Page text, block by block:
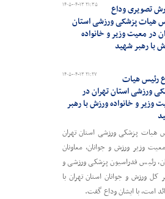
۱۴۰۵-۰۴-۱۳ ۲۱:۳۵
تصویری وداع
هیات پزشکی ورزشی استان
در معیت وزیر و خانواده
با رهبر شهید
۱۴۰۵-۰۴-۱۳ ۲۱:۲۷
رئیس هیات
ورزشی استان تهران در
وزیر و خانواده ورزش با رهبر
هیات پزشکی ورزشی استان تهران
وزیر ورزش و جوانان، معاونان
رئیس فدراسیون پزشکی ورزشی و
کل ورزش و جوانان استان تهران با
امت، با ایشان وداع گفت.